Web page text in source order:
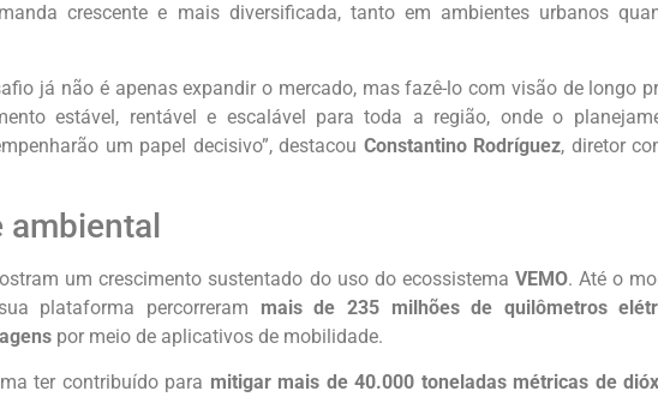
crescente e mais diversificada, tanto em ambientes urbanos
já não é apenas expandir o mercado, mas fazê-lo com visão de longo
estável, rentável e escalável para toda a região, onde o
um papel decisivo”, destacou Constantino Rodríguez, diretor
ambiental
um crescimento sustentado do uso do ecossistema VEMO. Até o
plataforma percorreram mais de 235 milhões de quilômetros
por meio de aplicativos de mobilidade.
ter contribuído para mitigar mais de 40.000 toneladas métricas de